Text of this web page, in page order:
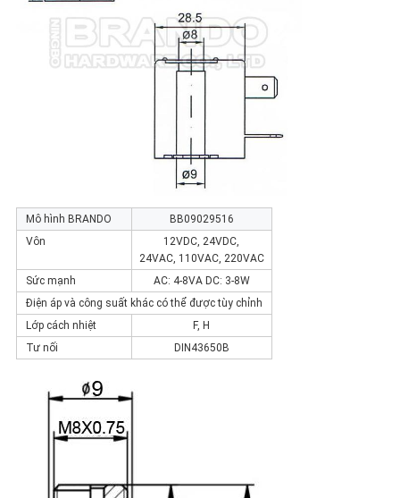
Mô hình BRANDO
BB09029516
Vôn
12VDC, 24VDC,
24VAC, 110VAC, 220VAC
Sức mạnh
AC: 4-8VA DC: 3-8W
Điện áp và công suất khác có thể được tùy chỉnh
Lớp cách nhiệt
F, H
Tư nối
DIN43650B